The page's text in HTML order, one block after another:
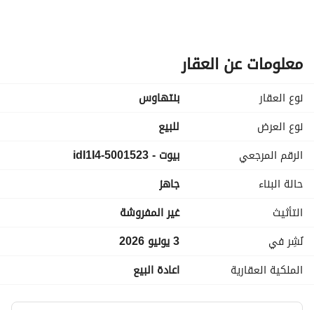
تتكون من : 4 غرف نوم - 3 حمام - ريسبشن - مطبخ - حمام سباحه
احمالى السعر : 13,700,000 جنيها
المدفوع : 7,100,000 جنيها
معلومات عن العقار
نوع العقار
بنتهاوس
نوع العرض
للبيع
الرقم المرجعي
بيوت - 5001523-idI1I4
حالة البناء
جاهز
التأثيث
غير المفروشة
نُشِر في
3 يونيو 2026
الملكية العقارية
اعادة البيع